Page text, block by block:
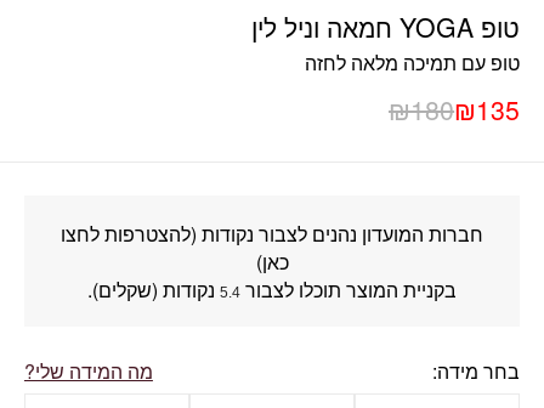
טופ YOGA חמאה וניל לין
טופ עם תמיכה מלאה לחזה
₪180₪135
בחר מידה מה המידה שלי?
חברות המועדון נהנים לצבור נקודות (להצטרפות לחצו
כאן)
בקניית המוצר תוכלו לצבור 5.4 נקודות (שקלים).